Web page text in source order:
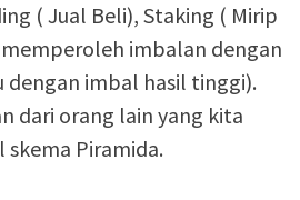
( Jual Beli), Staking ( Mirip
imbalan dengan
imbal hasil tinggi).
dari orang lain yang kita
Piramida.